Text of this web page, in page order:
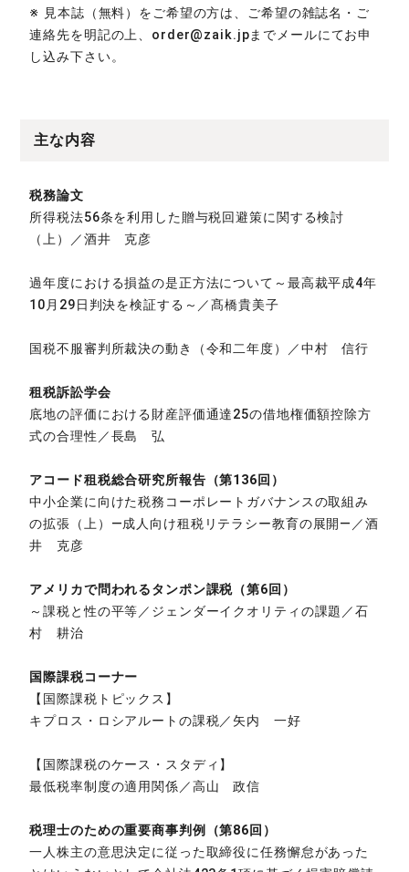
※ 見本誌（無料）をご希望の方は、ご希望の雑誌名・ご
連絡先を明記の上、order@zaik.jpまでメールにてお申
し込み下さい。
主な内容
税務論文
所得税法56条を利用した贈与税回避策に関する検討
（上）／酒井 克彦
過年度における損益の是正方法について～最高裁平成4年
10月29日判決を検証する～／髙橋貴美子
国税不服審判所裁決の動き（令和二年度）／中村 信行
租税訴訟学会
底地の評価における財産評価通達25の借地権価額控除方
式の合理性／長島 弘
アコード租税総合研究所報告（第136回）
中小企業に向けた税務コーポレートガバナンスの取組み
の拡張（上）―成人向け租税リテラシー教育の展開―／酒
井 克彦
アメリカで問われるタンポン課税（第6回）
～課税と性の平等／ジェンダーイクオリティの課題／石
村 耕治
国際課税コーナー
【国際課税トピックス】
キプロス・ロシアルートの課税／矢内 一好
【国際課税のケース・スタディ】
最低税率制度の適用関係／高山 政信
税理士のための重要商事判例（第86回）
一人株主の意思決定に従った取締役に任務懈怠があった